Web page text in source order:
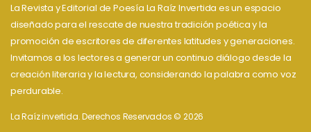
La Revista y Editorial de Poesía La Raíz Invertida es un espacio
diseñado para el rescate de nuestra tradición poética y la
promoción de escritores de diferentes latitudes y generaciones.
Invitamos a los lectores a generar un continuo diálogo desde la
creación literaria y la lectura, considerando la palabra como voz
perdurable.
La Raíz invertida. Derechos Reservados © 2026